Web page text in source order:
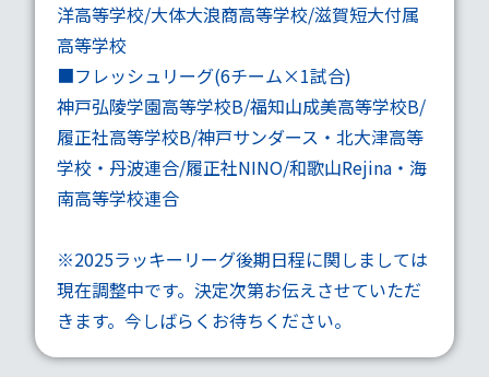
洋高等学校/大体大浪商高等学校/滋賀短大付属
高等学校
■フレッシュリーグ(6チーム×1試合)
神戸弘陵学園高等学校B/福知山成美高等学校B/
履正社高等学校B/神戸サンダース・北大津高等
学校・丹波連合/履正社NINO/和歌山Rejina・海
南高等学校連合
※2025ラッキーリーグ後期日程に関しましては
現在調整中です。決定次第お伝えさせていただ
きます。今しばらくお待ちください。